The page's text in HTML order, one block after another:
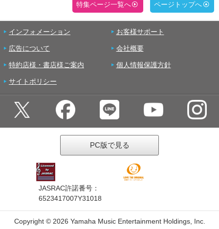
特集ページ一覧へ ページトップへ
インフォメーション お客様サポート
広告について 会社概要
特約店様・書店様ご案内 個人情報保護方針
サイトポリシー
PC版で見る
JASRAC許諾番号：
6523417007Y31018
Copyright © 2026 Yamaha Music Entertainment Holdings, Inc.